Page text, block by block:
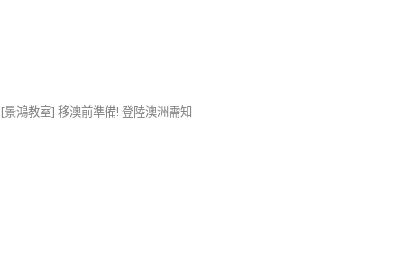
[景鴻教室] 移澳前準備! 登陸澳洲需知